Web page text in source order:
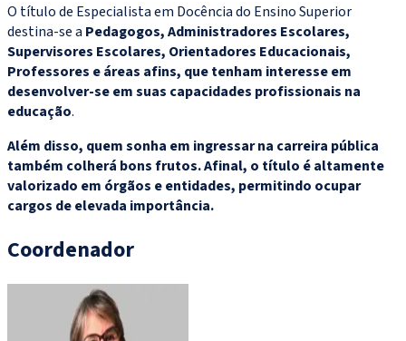
O título de Especialista em Docência do Ensino Superior
destina-se a Pedagogos, Administradores Escolares,
Supervisores Escolares, Orientadores Educacionais,
Professores e áreas afins, que tenham interesse em
desenvolver-se em suas capacidades profissionais na
educação.
Além disso, quem sonha em ingressar na carreira pública
também colherá bons frutos. Afinal, o título é altamente
valorizado em órgãos e entidades, permitindo ocupar
cargos de elevada importância.
Coordenador